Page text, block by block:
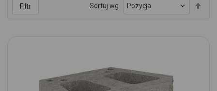
Filtr Sortuj wg